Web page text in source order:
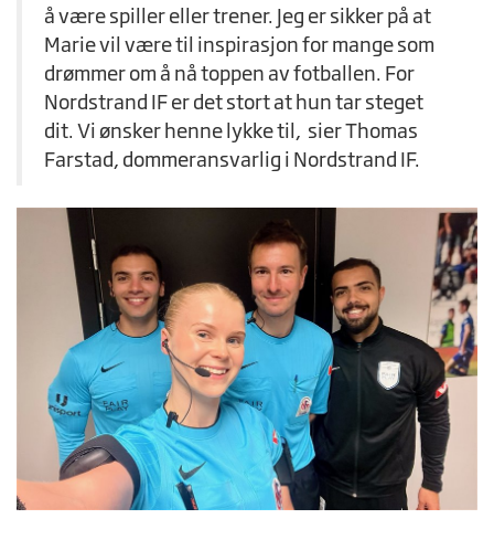
å være spiller eller trener. Jeg er sikker på at
Marie vil være til inspirasjon for mange som
drømmer om å nå toppen av fotballen. For
Nordstrand IF er det stort at hun tar steget
dit. Vi ønsker henne lykke til, sier Thomas
Farstad, dommeransvarlig i Nordstrand IF.